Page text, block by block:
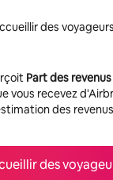
des
Part des revenus
vous recevez
des
des